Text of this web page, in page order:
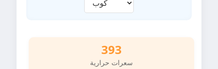
393
سعرات حرارية